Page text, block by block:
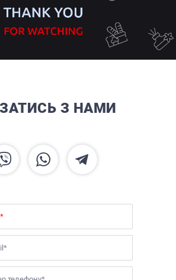
З НАМИ